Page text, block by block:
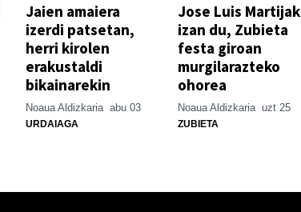
Jaien amaiera
izerdi patsetan,
herri kirolen
erakustaldi
bikainarekin
Noaua Aldizkaria abu 03
URDAIAGA
Jose Luis Martijak
izan du, Zubieta
festa giroan
murgilarazteko
ohorea
Noaua Aldizkaria uzt 25
ZUBIETA